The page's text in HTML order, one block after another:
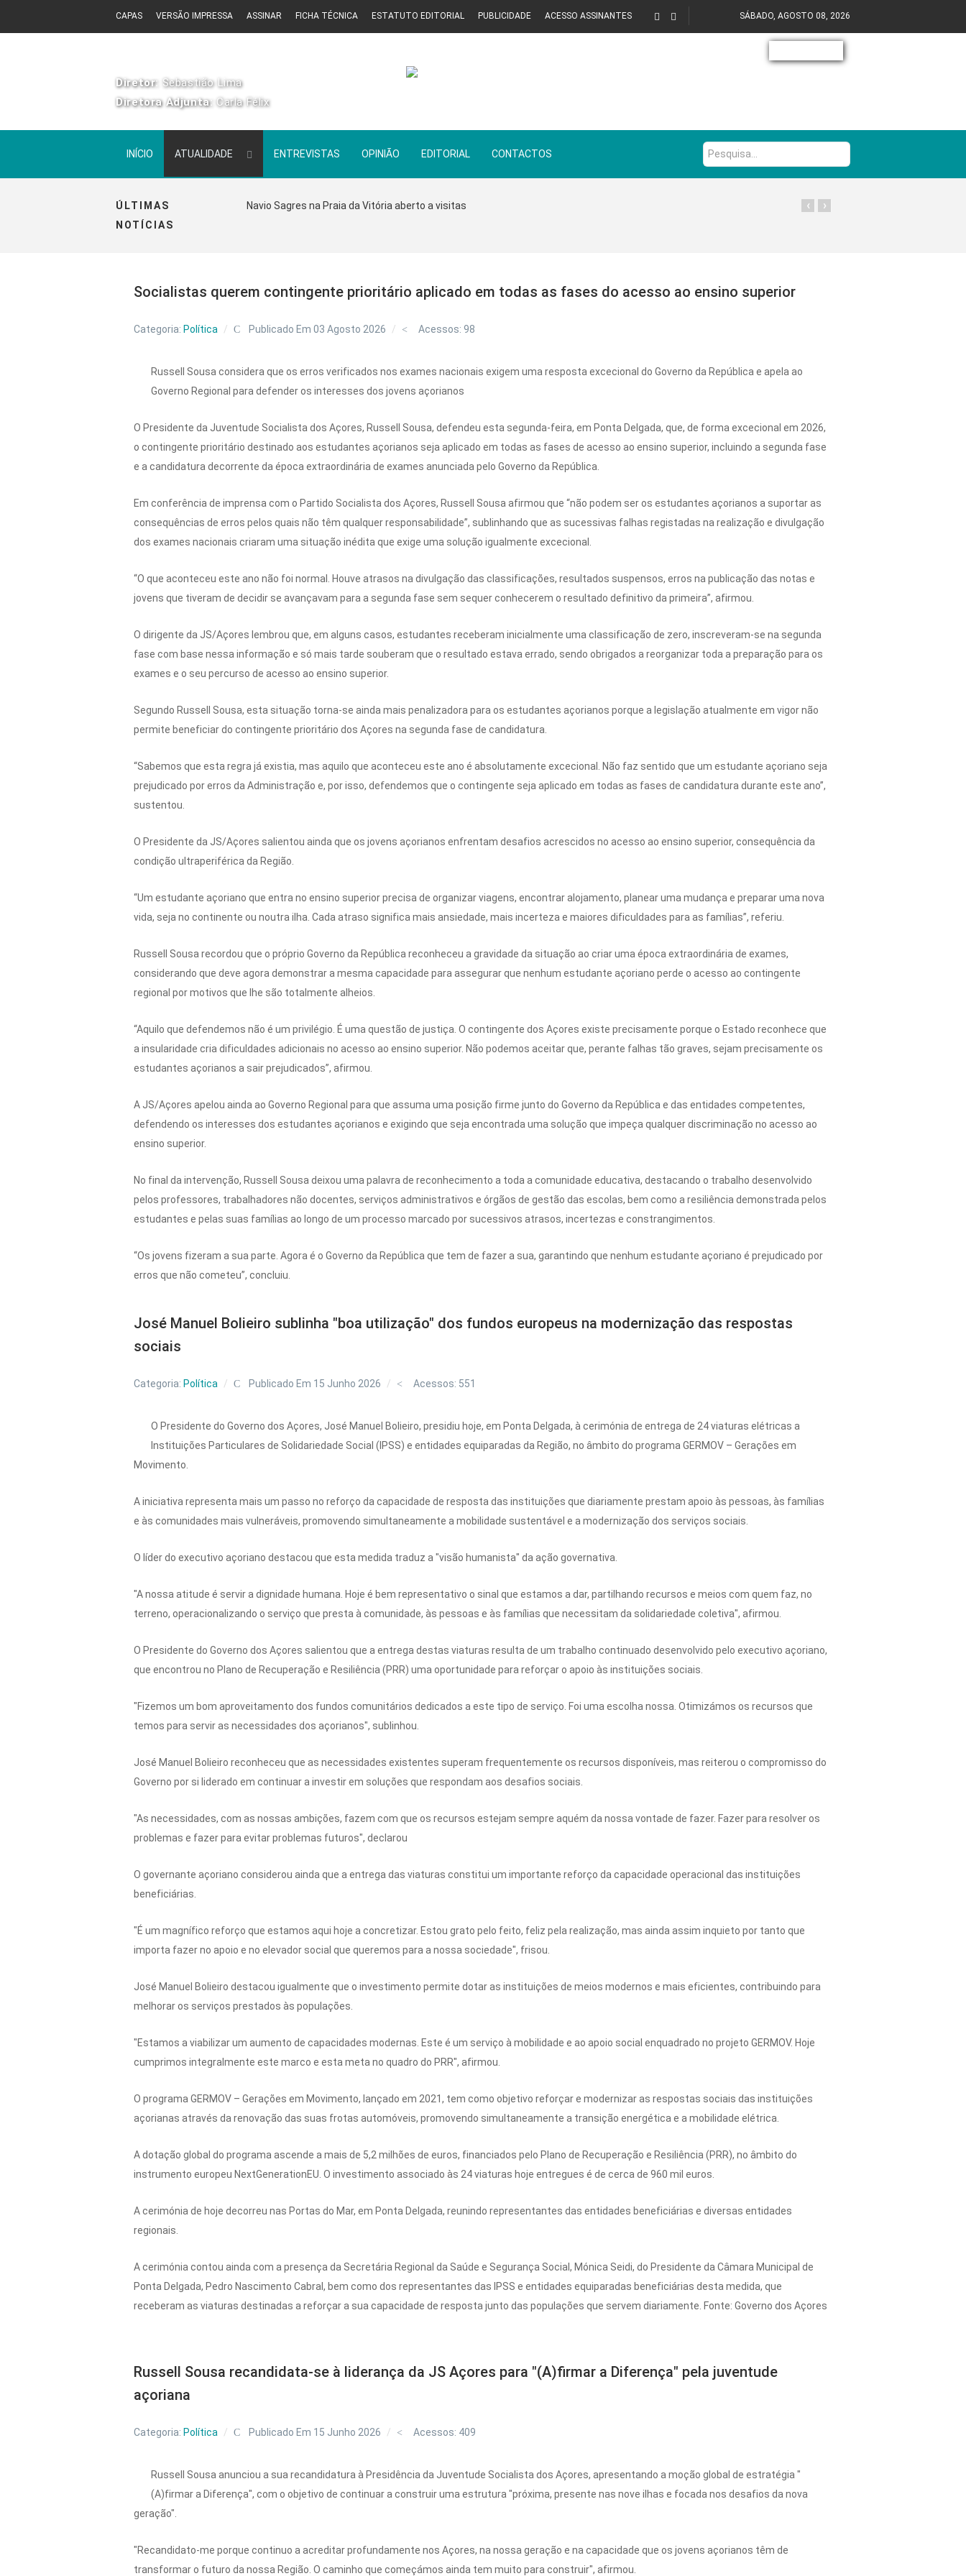
CAPAS VERSÃO IMPRESSA ASSINAR FICHA TÉCNICA ESTATUTO EDITORIAL PUBLICIDADE ACESSO ASSINANTES SÁBADO, AGOSTO 08, 2026
Diretor: Sebastião Lima
Diretora Adjunta:Carla Félix
INÍCIO ATUALIDADE ENTREVISTAS OPINIÃO EDITORIAL CONTACTOS Pesquisa...
ÚLTIMAS
NOTÍCIAS
Navio Sagres na Praia da Vitória aberto a visitas ›
‹
Socialistas querem contingente prioritário aplicado em todas as fases do acesso ao ensino superior
Categoria: Política Publicado Em 03 Agosto 2026 Acessos: 98
Russell Sousa considera que os erros verificados nos exames nacionais exigem uma resposta excecional do Governo da República e apela ao
Governo Regional para defender os interesses dos jovens açorianos
O Presidente da Juventude Socialista dos Açores, Russell Sousa, defendeu esta segunda-feira, em Ponta Delgada, que, de forma excecional em 2026,
o contingente prioritário destinado aos estudantes açorianos seja aplicado em todas as fases de acesso ao ensino superior, incluindo a segunda fase
e a candidatura decorrente da época extraordinária de exames anunciada pelo Governo da República.
Em conferência de imprensa com o Partido Socialista dos Açores, Russell Sousa afirmou que “não podem ser os estudantes açorianos a suportar as
consequências de erros pelos quais não têm qualquer responsabilidade”, sublinhando que as sucessivas falhas registadas na realização e divulgação
dos exames nacionais criaram uma situação inédita que exige uma solução igualmente excecional.
“O que aconteceu este ano não foi normal. Houve atrasos na divulgação das classificações, resultados suspensos, erros na publicação das notas e
jovens que tiveram de decidir se avançavam para a segunda fase sem sequer conhecerem o resultado definitivo da primeira”, afirmou.
O dirigente da JS/Açores lembrou que, em alguns casos, estudantes receberam inicialmente uma classificação de zero, inscreveram-se na segunda
fase com base nessa informação e só mais tarde souberam que o resultado estava errado, sendo obrigados a reorganizar toda a preparação para os
exames e o seu percurso de acesso ao ensino superior.
Segundo Russell Sousa, esta situação torna-se ainda mais penalizadora para os estudantes açorianos porque a legislação atualmente em vigor não
permite beneficiar do contingente prioritário dos Açores na segunda fase de candidatura.
“Sabemos que esta regra já existia, mas aquilo que aconteceu este ano é absolutamente excecional. Não faz sentido que um estudante açoriano seja
prejudicado por erros da Administração e, por isso, defendemos que o contingente seja aplicado em todas as fases de candidatura durante este ano”,
sustentou.
O Presidente da JS/Açores salientou ainda que os jovens açorianos enfrentam desafios acrescidos no acesso ao ensino superior, consequência da
condição ultraperiférica da Região.
“Um estudante açoriano que entra no ensino superior precisa de organizar viagens, encontrar alojamento, planear uma mudança e preparar uma nova
vida, seja no continente ou noutra ilha. Cada atraso significa mais ansiedade, mais incerteza e maiores dificuldades para as famílias”, referiu.
Russell Sousa recordou que o próprio Governo da República reconheceu a gravidade da situação ao criar uma época extraordinária de exames,
considerando que deve agora demonstrar a mesma capacidade para assegurar que nenhum estudante açoriano perde o acesso ao contingente
regional por motivos que lhe são totalmente alheios.
“Aquilo que defendemos não é um privilégio. É uma questão de justiça. O contingente dos Açores existe precisamente porque o Estado reconhece que
a insularidade cria dificuldades adicionais no acesso ao ensino superior. Não podemos aceitar que, perante falhas tão graves, sejam precisamente os
estudantes açorianos a sair prejudicados”, afirmou.
A JS/Açores apelou ainda ao Governo Regional para que assuma uma posição firme junto do Governo da República e das entidades competentes,
defendendo os interesses dos estudantes açorianos e exigindo que seja encontrada uma solução que impeça qualquer discriminação no acesso ao
ensino superior.
No final da intervenção, Russell Sousa deixou uma palavra de reconhecimento a toda a comunidade educativa, destacando o trabalho desenvolvido
pelos professores, trabalhadores não docentes, serviços administrativos e órgãos de gestão das escolas, bem como a resiliência demonstrada pelos
estudantes e pelas suas famílias ao longo de um processo marcado por sucessivos atrasos, incertezas e constrangimentos.
“Os jovens fizeram a sua parte. Agora é o Governo da República que tem de fazer a sua, garantindo que nenhum estudante açoriano é prejudicado por
erros que não cometeu”, concluiu.
José Manuel Bolieiro sublinha "boa utilização" dos fundos europeus na modernização das respostas
sociais
Categoria: Política Publicado Em 15 Junho 2026 Acessos: 551
O Presidente do Governo dos Açores, José Manuel Bolieiro, presidiu hoje, em Ponta Delgada, à cerimónia de entrega de 24 viaturas elétricas a
Instituições Particulares de Solidariedade Social (IPSS) e entidades equiparadas da Região, no âmbito do programa GERMOV – Gerações em
Movimento.
A iniciativa representa mais um passo no reforço da capacidade de resposta das instituições que diariamente prestam apoio às pessoas, às famílias
e às comunidades mais vulneráveis, promovendo simultaneamente a mobilidade sustentável e a modernização dos serviços sociais.
O líder do executivo açoriano destacou que esta medida traduz a "visão humanista" da ação governativa.
"A nossa atitude é servir a dignidade humana. Hoje é bem representativo o sinal que estamos a dar, partilhando recursos e meios com quem faz, no
terreno, operacionalizando o serviço que presta à comunidade, às pessoas e às famílias que necessitam da solidariedade coletiva", afirmou.
O Presidente do Governo dos Açores salientou que a entrega destas viaturas resulta de um trabalho continuado desenvolvido pelo executivo açoriano,
que encontrou no Plano de Recuperação e Resiliência (PRR) uma oportunidade para reforçar o apoio às instituições sociais.
"Fizemos um bom aproveitamento dos fundos comunitários dedicados a este tipo de serviço. Foi uma escolha nossa. Otimizámos os recursos que
temos para servir as necessidades dos açorianos", sublinhou.
José Manuel Bolieiro reconheceu que as necessidades existentes superam frequentemente os recursos disponíveis, mas reiterou o compromisso do
Governo por si liderado em continuar a investir em soluções que respondam aos desafios sociais.
"As necessidades, com as nossas ambições, fazem com que os recursos estejam sempre aquém da nossa vontade de fazer. Fazer para resolver os
problemas e fazer para evitar problemas futuros", declarou
O governante açoriano considerou ainda que a entrega das viaturas constitui um importante reforço da capacidade operacional das instituições
beneficiárias.
"É um magnífico reforço que estamos aqui hoje a concretizar. Estou grato pelo feito, feliz pela realização, mas ainda assim inquieto por tanto que
importa fazer no apoio e no elevador social que queremos para a nossa sociedade", frisou.
José Manuel Bolieiro destacou igualmente que o investimento permite dotar as instituições de meios modernos e mais eficientes, contribuindo para
melhorar os serviços prestados às populações.
"Estamos a viabilizar um aumento de capacidades modernas. Este é um serviço à mobilidade e ao apoio social enquadrado no projeto GERMOV. Hoje
cumprimos integralmente este marco e esta meta no quadro do PRR", afirmou.
O programa GERMOV – Gerações em Movimento, lançado em 2021, tem como objetivo reforçar e modernizar as respostas sociais das instituições
açorianas através da renovação das suas frotas automóveis, promovendo simultaneamente a transição energética e a mobilidade elétrica.
A dotação global do programa ascende a mais de 5,2 milhões de euros, financiados pelo Plano de Recuperação e Resiliência (PRR), no âmbito do
instrumento europeu NextGenerationEU. O investimento associado às 24 viaturas hoje entregues é de cerca de 960 mil euros.
A cerimónia de hoje decorreu nas Portas do Mar, em Ponta Delgada, reunindo representantes das entidades beneficiárias e diversas entidades
regionais.
A cerimónia contou ainda com a presença da Secretária Regional da Saúde e Segurança Social, Mónica Seidi, do Presidente da Câmara Municipal de
Ponta Delgada, Pedro Nascimento Cabral, bem como dos representantes das IPSS e entidades equiparadas beneficiárias desta medida, que
receberam as viaturas destinadas a reforçar a sua capacidade de resposta junto das populações que servem diariamente. Fonte: Governo dos Açores
Russell Sousa recandidata-se à liderança da JS Açores para "(A)firmar a Diferença" pela juventude
açoriana
Categoria: Política Publicado Em 15 Junho 2026 Acessos: 409
Russell Sousa anunciou a sua recandidatura à Presidência da Juventude Socialista dos Açores, apresentando a moção global de estratégia "
(A)firmar a Diferença", com o objetivo de continuar a construir uma estrutura "próxima, presente nas nove ilhas e focada nos desafios da nova
geração".
"Recandidato-me porque continuo a acreditar profundamente nos Açores, na nossa geração e na capacidade que os jovens açorianos têm de
transformar o futuro da nossa Região. O caminho que começámos ainda tem muito para construir", afirmou.